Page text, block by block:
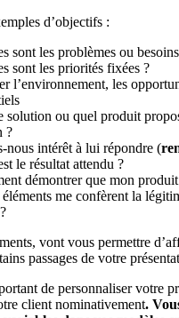
d’objectifs :
sont les problèmes ou
sont les priorités fixées ?
l’environnement, les
solution ou quel produit
?
nous intérêt à lui répondre (
le résultat attendu ?
démontrer que mon
me confèrent la
vont vous permettre
passages de votre
de personnaliser votre
client nominativement.